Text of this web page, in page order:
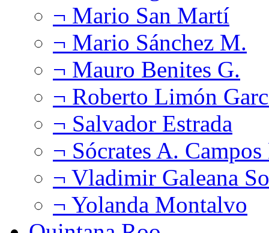
¬ Mario San Martí
¬ Mario Sánchez M.
¬ Mauro Benites G.
¬ Roberto Limón
¬ Salvador Estrada
¬ Sócrates A.
¬ Vladimir Galeana
¬ Yolanda Montalvo